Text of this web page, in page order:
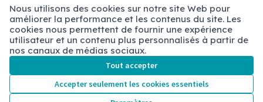
Nous utilisons des cookies sur notre site Web pour
améliorer la performance et les contenus du site. Les
cookies nous permettent de fournir une expérience
utilisateur et un contenu plus personnalisés à partir de
nos canaux de médias sociaux.
Tout accepter
Accepter seulement les cookies essentiels
Conditions d'utilisation
Paramètres des cookies
Chambéry sur X
(Lien externe)
Chambéry sur Facebook
Chambéry sur Instagram
Licence
(Lien